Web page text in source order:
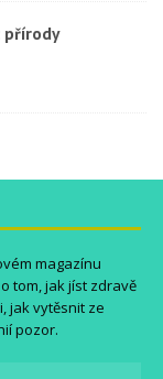
přírody
magazínu
tom, jak jíst zdravě
jak vytěsnit ze
pozor.